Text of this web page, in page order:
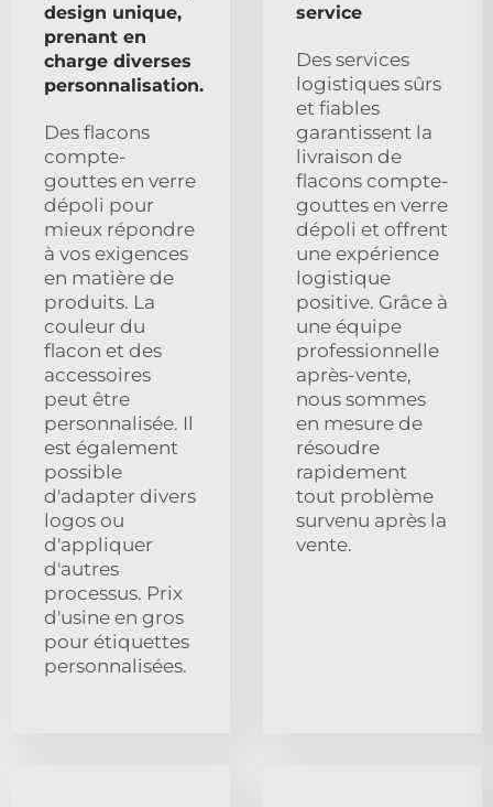
design unique,
prenant en
charge diverses
personnalisation.
Des flacons
compte-
gouttes en verre
dépoli pour
mieux répondre
à vos exigences
en matière de
produits. La
couleur du
flacon et des
accessoires
peut être
personnalisée. Il
est également
possible
d'adapter divers
logos ou
d'appliquer
d'autres
processus. Prix
d'usine en gros
pour étiquettes
personnalisées.
service
Des services
logistiques sûrs
et fiables
garantissent la
livraison de
flacons compte-
gouttes en verre
dépoli et offrent
une expérience
logistique
positive. Grâce à
une équipe
professionnelle
après-vente,
nous sommes
en mesure de
résoudre
rapidement
tout problème
survenu après la
vente.